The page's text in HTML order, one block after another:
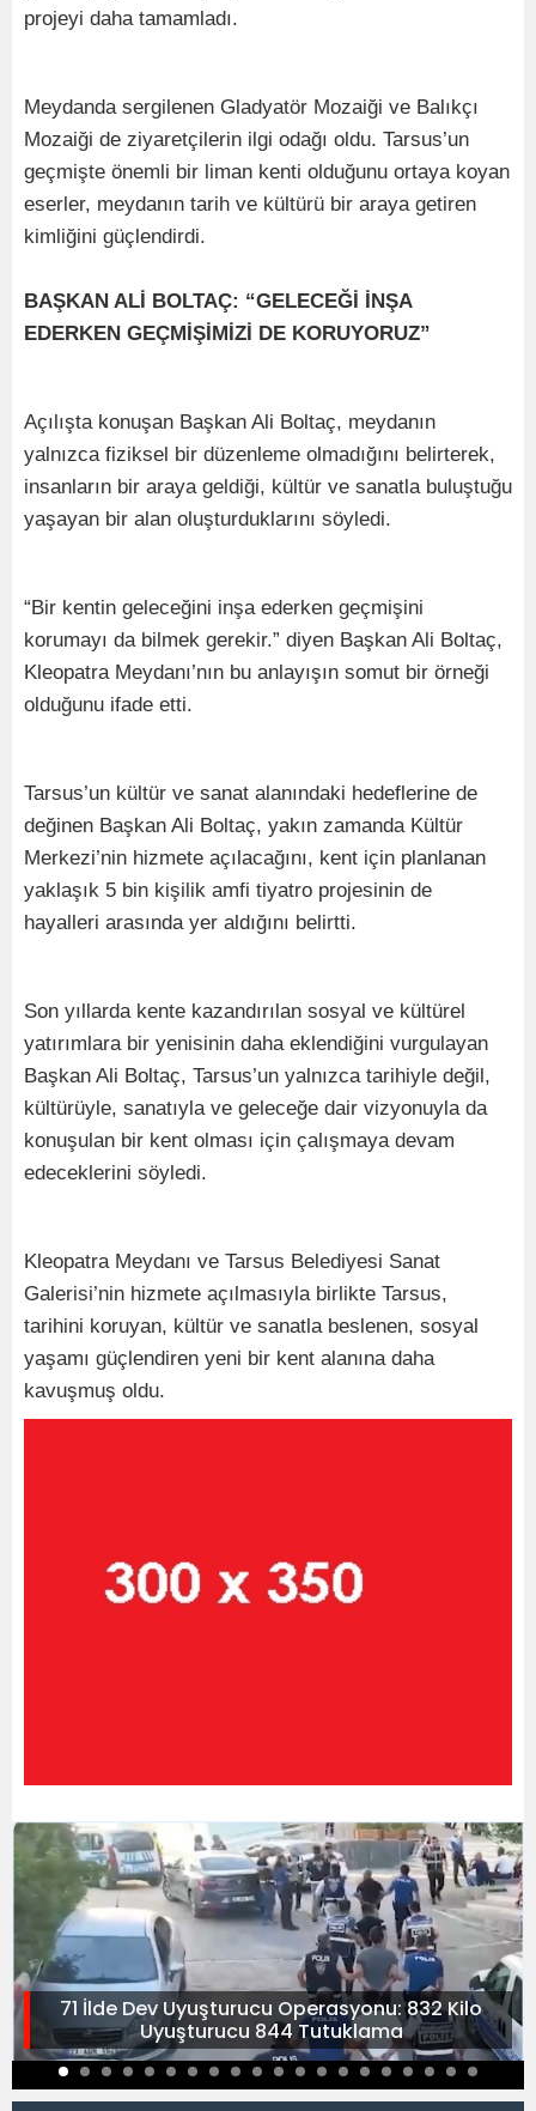
projeyi daha tamamladı.
Meydanda sergilenen Gladyatör Mozaiği ve Balıkçı
Mozaiği de ziyaretçilerin ilgi odağı oldu. Tarsus’un
geçmişte önemli bir liman kenti olduğunu ortaya koyan
eserler, meydanın tarih ve kültürü bir araya getiren
kimliğini güçlendirdi.
BAŞKAN ALİ BOLTAÇ: “GELECEĞİ İNŞA
EDERKEN GEÇMİŞİMİZİ DE KORUYORUZ”
Açılışta konuşan Başkan Ali Boltaç, meydanın
yalnızca fiziksel bir düzenleme olmadığını belirterek,
insanların bir araya geldiği, kültür ve sanatla buluştuğu
yaşayan bir alan oluşturduklarını söyledi.
“Bir kentin geleceğini inşa ederken geçmişini
korumayı da bilmek gerekir.” diyen Başkan Ali Boltaç,
Kleopatra Meydanı’nın bu anlayışın somut bir örneği
olduğunu ifade etti.
Tarsus’un kültür ve sanat alanındaki hedeflerine de
değinen Başkan Ali Boltaç, yakın zamanda Kültür
Merkezi’nin hizmete açılacağını, kent için planlanan
yaklaşık 5 bin kişilik amfi tiyatro projesinin de
hayalleri arasında yer aldığını belirtti.
Son yıllarda kente kazandırılan sosyal ve kültürel
yatırımlara bir yenisinin daha eklendiğini vurgulayan
Başkan Ali Boltaç, Tarsus’un yalnızca tarihiyle değil,
kültürüyle, sanatıyla ve geleceğe dair vizyonuyla da
konuşulan bir kent olması için çalışmaya devam
edeceklerini söyledi.
Kleopatra Meydanı ve Tarsus Belediyesi Sanat
Galerisi’nin hizmete açılmasıyla birlikte Tarsus,
tarihini koruyan, kültür ve sanatla beslenen, sosyal
yaşamı güçlendiren yeni bir kent alanına daha
kavuşmuş oldu.
71 İlde Dev Uyuşturucu Operasyonu: 832 Kilo
Uyuşturucu 844 Tutuklama